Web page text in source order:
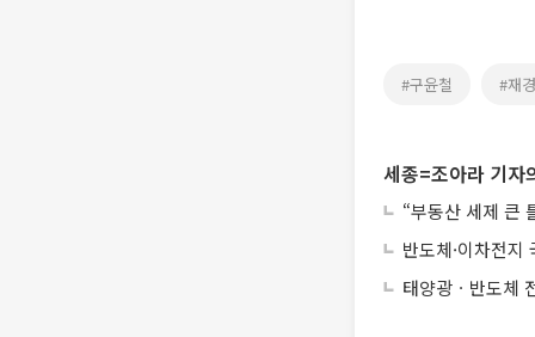
#구윤철 #재
세종=조아라 기자
“부동산 세제 큰
반도체·이차전
태양광ㆍ반도체